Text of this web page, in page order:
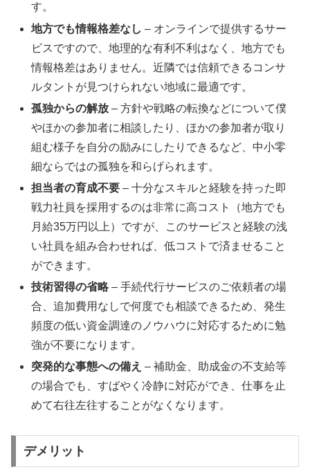
す。
地方でも情報格差なし – オンラインで提供するサー
ビスですので、地理的な有利不利はなく、地方でも
情報格差はありません。近隣では信頼できるコンサ
ルタントが見つけられない地域に最適です。
孤独からの解放 – 方針や戦略の転換などについて僕
やほかの参加者に相談したり、ほかの参加者が取り
組む様子を自分の励みにしたりできるなど、中小零
細ならではの孤独を和らげられます。
担当者の育成不要 – 十分なスキルと経験を持った即
戦力社員を採用するのは非常に高コスト（地方でも
月給35万円以上）ですが、このサービスと経験の浅
い社員を組み合わせれば、低コストで済ませること
ができます。
技術習得の省略– 手続代行サービスのご依頼者の場
合、追加費用なしで何度でも相談できるため、発生
頻度の低い資金調達のノウハウに対応するために勉
強が不要になります。
突発的な事態への備え – 補助金、助成金の不支給等
の場合でも、すばやく冷静に対応ができ、仕事を止
めて右往左往することがなくなります。
デメリット